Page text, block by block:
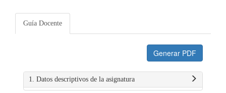
Guía Docente
Generar PDF
1. Datos descriptivos de la asignatura